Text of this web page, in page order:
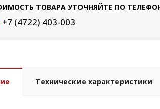
ТОВАРА УТОЧНЯЙТЕ ПО
+7 (4722) 403-003
Технические характеристики